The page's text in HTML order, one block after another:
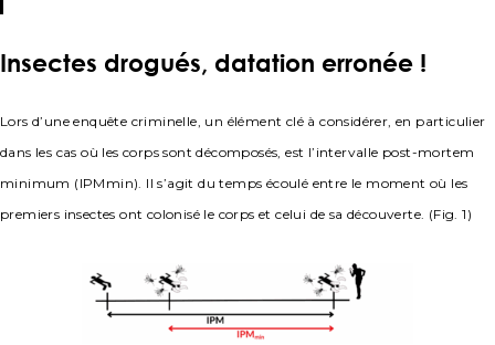
Insectes drogués, datation erronée !
Lors d’une enquête criminelle, un élément clé à considérer, en particulier
dans les cas où les corps sont décomposés, est l’intervalle post-mortem
minimum (IPMmin). Il s’agit du temps écoulé entre le moment où les
premiers insectes ont colonisé le corps et celui de sa découverte. (Fig. 1)